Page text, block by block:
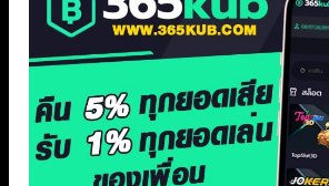
Palace 1-1
Albion